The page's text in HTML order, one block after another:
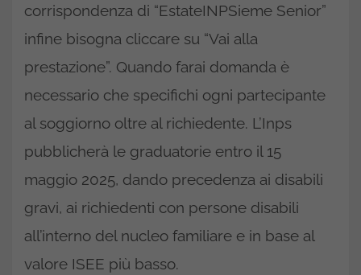
corrispondenza di “EstateINPSieme Senior”
infine bisogna cliccare su “Vai alla
prestazione”. Quando farai domanda è
necessario che specifichi ogni partecipante
al soggiorno oltre al richiedente. L’Inps
pubblicherà le graduatorie entro il 15
maggio 2025, dando precedenza ai disabili
gravi, ai richiedenti con persone disabili
all’interno del nucleo familiare e in base al
valore ISEE più basso.